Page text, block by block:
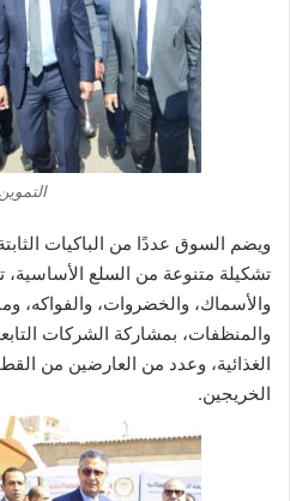
التموين
ويضم السوق عددًا من الباكيات
تشكيلة متنوعة من السلع الأساسية،
والأسماك، والخضروات، والفواكه،
والمنظفات، بمشاركة الشركات
الغذائية، وعدد من العارضين من
الخريجين.